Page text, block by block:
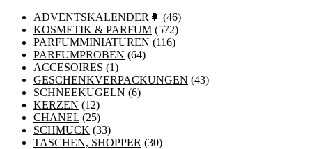
ADVENTSKALENDER🌲 (46)
KOSMETIK & PARFUM (572)
PARFUMMINIATUREN (116)
PARFUMPROBEN (64)
ACCESOIRES (1)
GESCHENKVERPACKUNGEN (43)
SCHNEEKUGELN (6)
KERZEN (12)
CHANEL (25)
SCHMUCK (33)
TASCHEN, SHOPPER (30)